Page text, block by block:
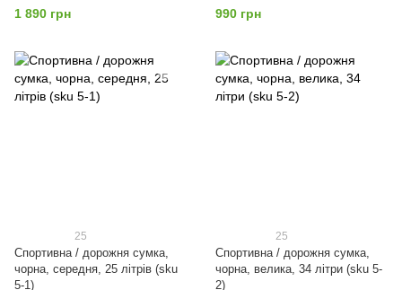
1 890 грн 990 грн
25
Спортивна / дорожня сумка,
чорна, середня, 25 літрів (sku
5-1)
25
Спортивна / дорожня сумка,
чорна, велика, 34 літри (sku 5-
2)